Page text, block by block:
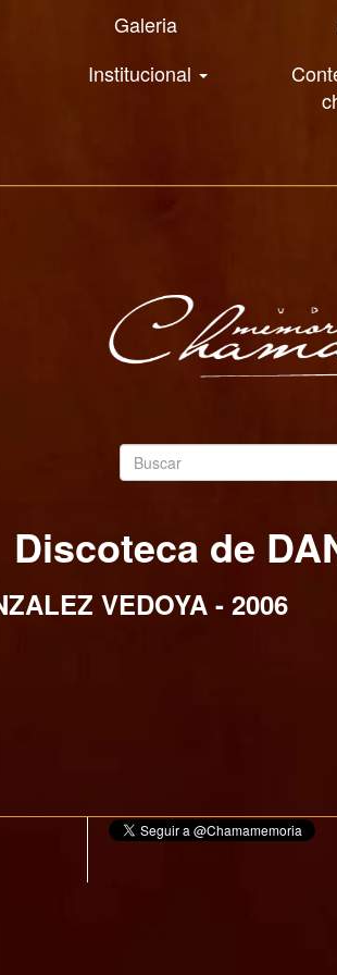
Galeria
Institucional
Discoteca de
VEDOYA - 2006